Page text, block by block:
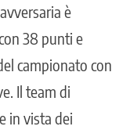
è
38 punti e
campionato con
Il team di
in vista dei